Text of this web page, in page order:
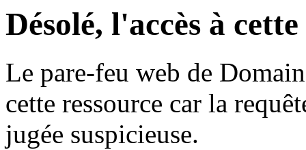
Désolé, l'accès à
Le pare-feu web de
cette ressource car la
jugée suspicieuse.